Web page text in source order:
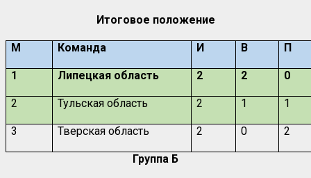
Итоговое положение
М Команда И В П
1 Липецкая область 2 2 0
2 Тульская область 2 1 1
3 Тверская область 2 0 2
Группа Б